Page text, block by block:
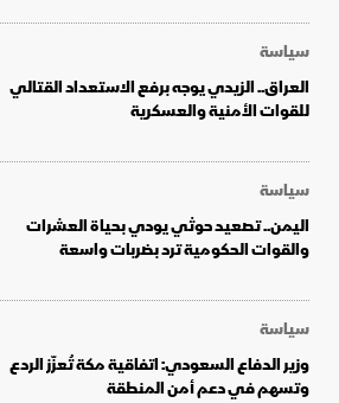
سياسة
العراق.. الزيدي يوجه برفع الاستعداد القتالي
للقوات الأمنية والعسكرية
سياسة
اليمن.. تصعيد حوثي يودي بحياة العشرات
والقوات الحكومية ترد بضربات واسعة
سياسة
وزير الدفاع السعودي: اتفاقية مكة تُعزّز الردع
وتسهم في دعم أمن المنطقة